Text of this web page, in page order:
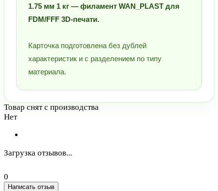
1.75 мм 1 кг — филамент WAN_PLAST для
FDM/FFF 3D-печати.
Карточка подготовлена без дублей
характеристик и с разделением по типу
материала.
Товар снят с производства
Нет
Загрузка отзывов...
0
Написать отзыв